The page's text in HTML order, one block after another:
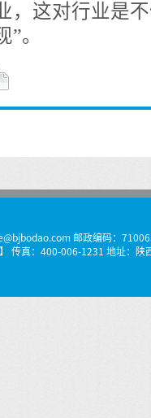
，这对行业是
。
邮政编码：
传真：400-006-1231 地址：陕